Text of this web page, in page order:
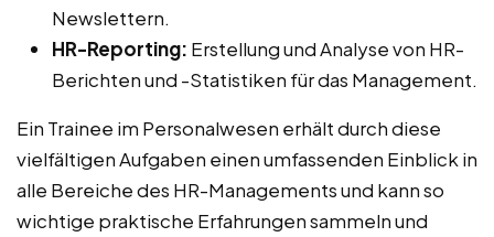
Newslettern.
HR-Reporting: Erstellung und Analyse von HR-
Berichten und -Statistiken für das Management.
Ein Trainee im Personalwesen erhält durch diese
vielfältigen Aufgaben einen umfassenden Einblick in
alle Bereiche des HR-Managements und kann so
wichtige praktische Erfahrungen sammeln und